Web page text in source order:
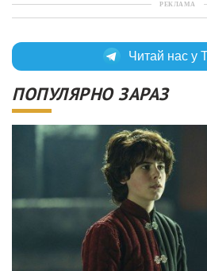
РЕКЛАМА
Читай нас у
ПОПУЛЯРНО ЗАРАЗ